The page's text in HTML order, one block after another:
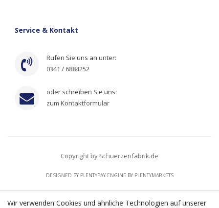
Service & Kontakt
Rufen Sie uns an unter:
0341 / 6884252
oder schreiben Sie uns:
zum Kontaktformular
Copyright by Schuerzenfabrik.de
DESIGNED BY PLENTYBAYENGINE BY PLENTYMARKETS
Wir verwenden Cookies und ähnliche Technologien auf unserer